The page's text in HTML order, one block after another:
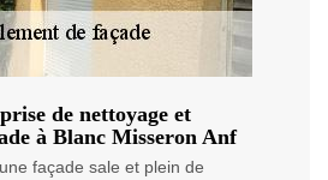
de nettoyage et
à Blanc Misseron Anf
façade sale et plein de